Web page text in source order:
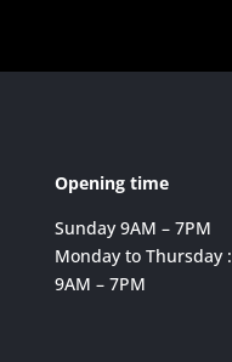
Opening time
Sunday 9AM – 7PM
Monday to Thursday :
9AM – 7PM